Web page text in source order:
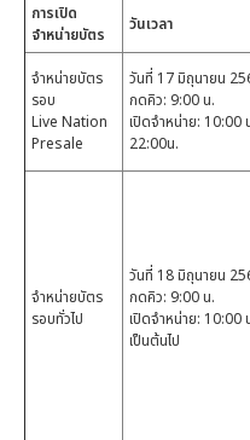
การเปิด
จำหน่ายบัตร
วันเวลา
จำหน่ายบัตร
รอบ
Live Nation
Presale
วันที่ 17 มิถุนายน
กดคิว: 9:00 น.
เปิดจำหน่าย: 10:00
22:00น.
จำหน่ายบัตร
รอบทั่วไป
วันที่ 18 มิถุนายน
กดคิว: 9:00 น.
เปิดจำหน่าย: 10:00
เป็นต้นไป